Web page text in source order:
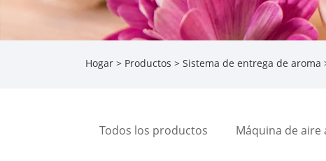
Hogar > Productos > Sistema de entrega de aroma
Todos los productos Máquina de aire